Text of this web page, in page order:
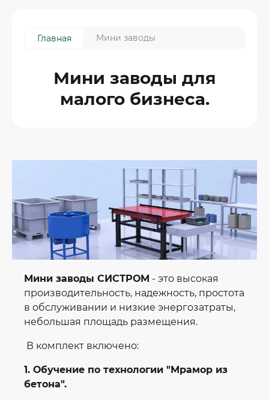
Главная Мини заводы
Мини заводы для
малого бизнеса.
Мини заводы СИСТРОМ - это высокая
производительность, надежность, простота
в обслуживании и низкие энергозатраты,
небольшая площадь размещения.
В комплект включено:​​​
1. Обучение по технологии "Мрамор из
бетона".